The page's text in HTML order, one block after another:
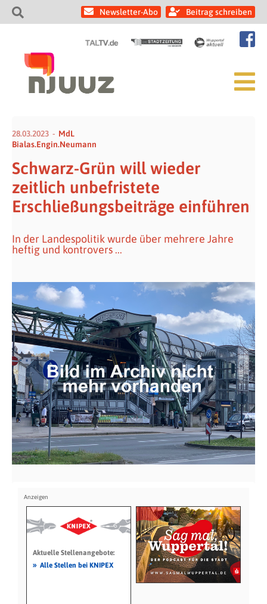
Newsletter-Abo Beitrag schreiben
28.03.2023
MdL
Bialas.Engin.Neumann
Schwarz-Grün will wieder
zeitlich unbefristete
Erschließungsbeiträge einführen
In der Landespolitik wurde über mehrere Jahre
heftig und kontrovers ...
Aktuelle Stellenangebote:
» Alle Stellen bei KNIPEX